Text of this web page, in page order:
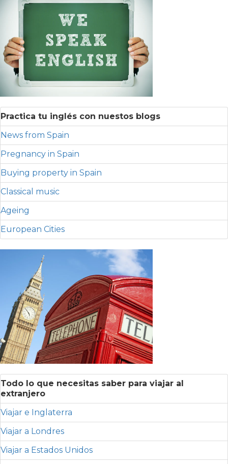
Practica tu inglés con nuestos blogs
News from Spain
Pregnancy in Spain
Buying property in Spain
Classical music
Ageing
European Cities
Todo lo que necesitas saber para viajar al
extranjero
Viajar e Inglaterra
Viajar a Londres
Viajar a Estados Unidos